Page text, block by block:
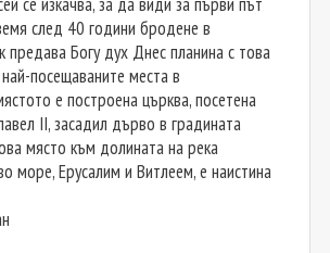
след 40 години бродене в
предава Богу дух Днес планина с това
посещаваните места в
е построена църква, посетена
II, засадил дърво в градината
място към долината на река
море, Ерусалим и Витлеем, е наистина